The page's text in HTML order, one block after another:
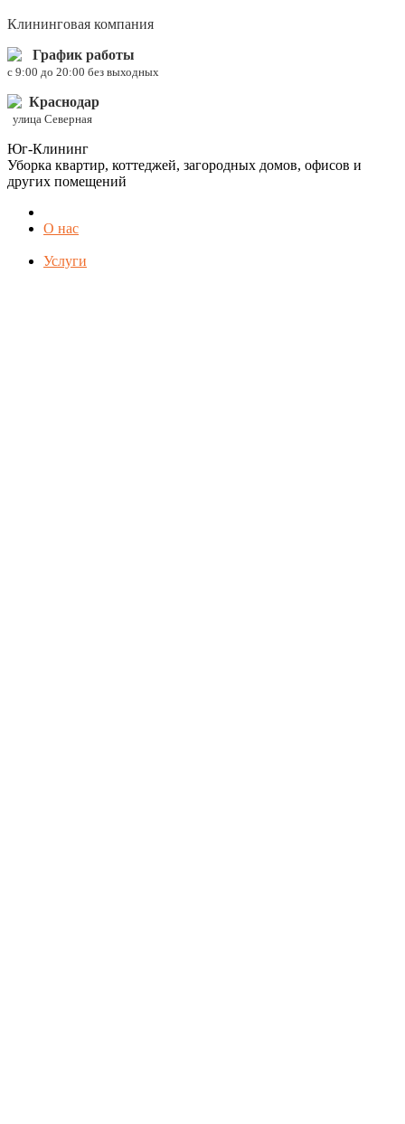
Клининговая компания
График работы
c 9:00 до 20:00 без выходных
Краснодар
улица Северная
Юг-Клининг
Уборка квартир, коттеджей, загородных домов, офисов и
других помещений
О нас
Услуги